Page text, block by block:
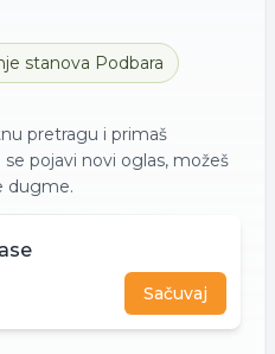
stanova Podbara
pretragu i primaš
pojavi novi oglas, možeš
dugme.
Sačuvaj